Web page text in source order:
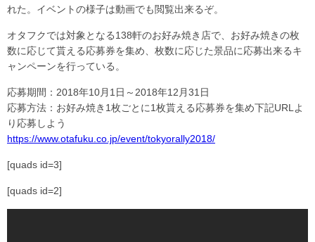
れた。イベントの様子は動画でも閲覧出来るぞ。
オタフクでは対象となる138軒のお好み焼き店で、お好み焼きの枚
数に応じて貰える応募券を集め、枚数に応じた景品に応募出来るキ
ャンペーンを行っている。
応募期間：2018年10月1日～2018年12月31日
応募方法：お好み焼き1枚ごとに1枚貰える応募券を集め下記URLよ
り応募しよう
https://www.otafuku.co.jp/event/tokyorally2018/
[quads id=3]
[quads id=2]